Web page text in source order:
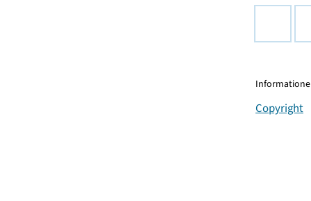
Copyright